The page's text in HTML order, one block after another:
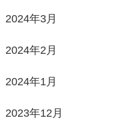
2024年3月
2024年2月
2024年1月
2023年12月